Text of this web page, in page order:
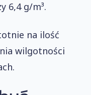
6,4 g/m³.
na ilość
wilgotności